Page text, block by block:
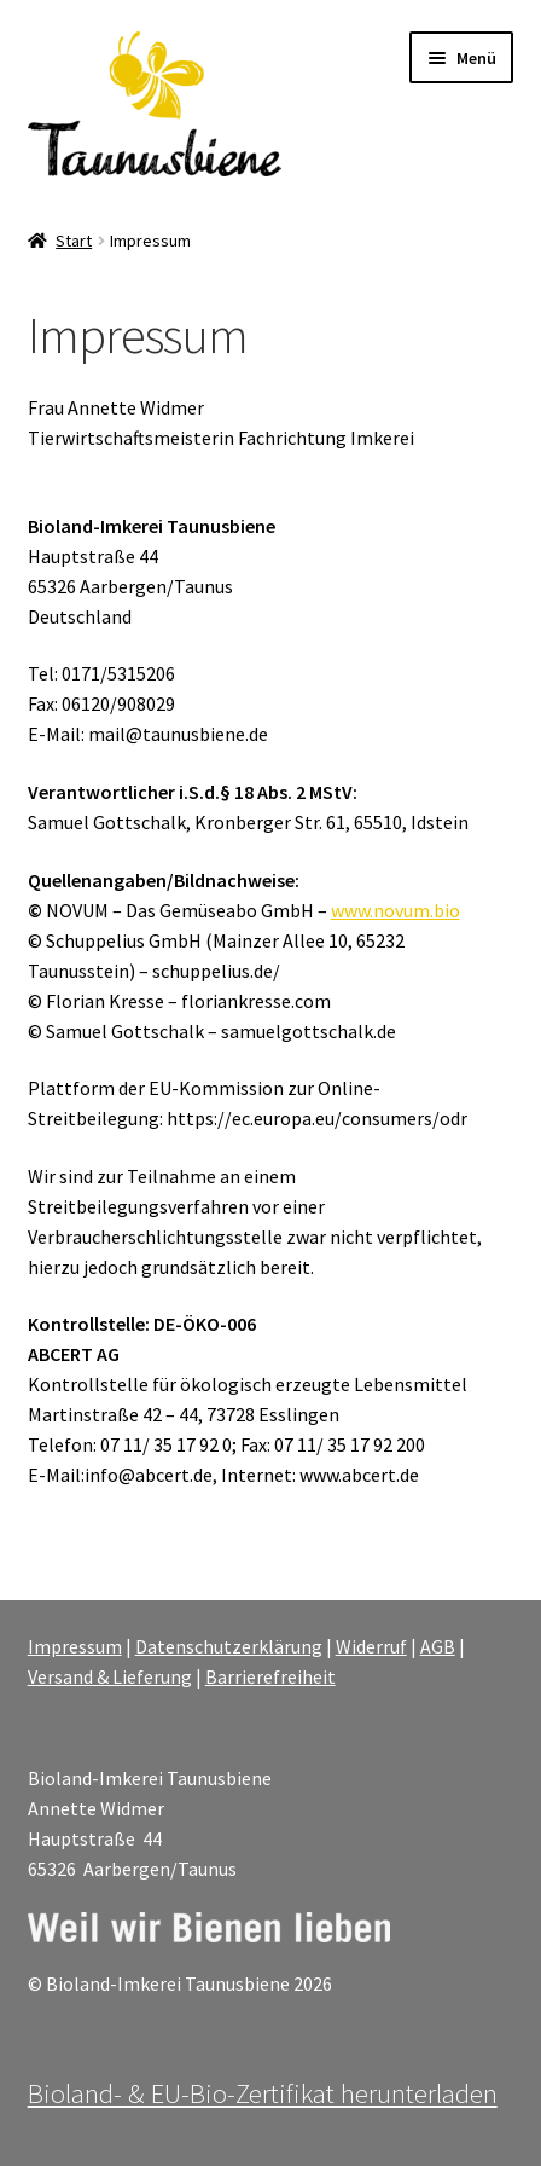
Navigation
Menü
Events 2026
Bienenvölker kaufen
Kontakt
Start Impressum
Impressum
Frau Annette Widmer
Tierwirtschaftsmeisterin Fachrichtung Imkerei
Bioland-Imkerei Taunusbiene
Hauptstraße 44
65326 Aarbergen/Taunus
Deutschland
Tel: 0171/5315206
Fax: 06120/908029
E-Mail: mail@taunusbiene.de
Verantwortlicher i.S.d.§ 18 Abs. 2 MStV:
Samuel Gottschalk, Kronberger Str. 61, 65510, Idstein
Quellenangaben/Bildnachweise:
© NOVUM – Das Gemüseabo GmbH – www.novum.bio
© Schuppelius GmbH (Mainzer Allee 10, 65232
Taunusstein) – schuppelius.de/
© Florian Kresse – floriankresse.com
© Samuel Gottschalk – samuelgottschalk.de
Plattform der EU-Kommission zur Online-
Streitbeilegung: https://ec.europa.eu/consumers/odr
Wir sind zur Teilnahme an einem
Streitbeilegungsverfahren vor einer
Verbraucherschlichtungsstelle zwar nicht verpflichtet,
hierzu jedoch grundsätzlich bereit.
Kontrollstelle: DE-ÖKO-006
ABCERT AG
Kontrollstelle für ökologisch erzeugte Lebensmittel
Martinstraße 42 – 44, 73728 Esslingen
Telefon: 07 11/ 35 17 92 0; Fax: 07 11/ 35 17 92 200
E-Mail:info@abcert.de, Internet: www.abcert.de
Impressum | Datenschutzerklärung | Widerruf| AGB |
Versand & Lieferung | Barrierefreiheit
Bioland-Imkerei Taunusbiene
Annette Widmer
Hauptstraße 44
65326 Aarbergen/Taunus
© Bioland-Imkerei Taunusbiene 2026
Bioland- & EU-Bio-Zertifikat herunterladen